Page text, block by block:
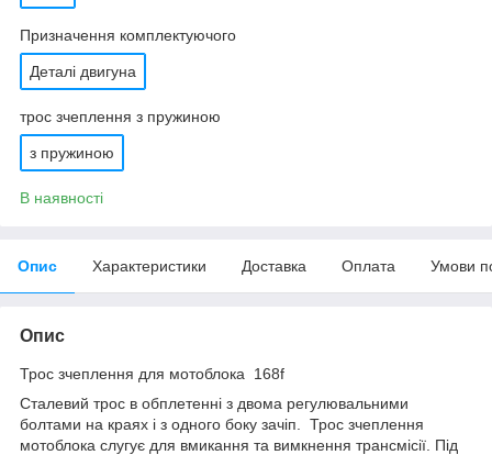
Призначення комплектуючого
Деталі двигуна
трос зчеплення з пружиною
з пружиною
В наявності
Опис Характеристики Доставка Оплата Умови
Опис
Трос зчеплення для мотоблока 168f
Сталевий трос в обплетенні з двома регулювальними
болтами на краях і з одного боку зачіп. Трос зчеплення
мотоблока слугує для вмикання та вимкнення трансмісії. Під